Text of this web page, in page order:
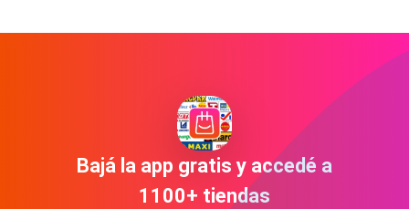
Bajá la app gratis y accedé a
1100+ tiendas